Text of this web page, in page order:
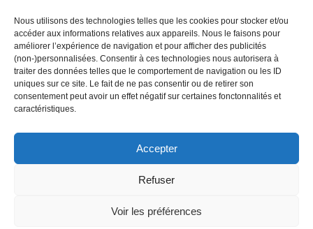
Nous utilisons des technologies telles que les cookies pour stocker et/ou
accéder aux informations relatives aux appareils. Nous le faisons pour
améliorer l’expérience de navigation et pour afficher des publicités
(non-)personnalisées. Consentir à ces technologies nous autorisera à
traiter des données telles que le comportement de navigation ou les ID
uniques sur ce site. Le fait de ne pas consentir ou de retirer son
consentement peut avoir un effet négatif sur certaines fonctonnalités et
caractéristiques.
Accepter
Refuser
Voir les préférences
Secoueurs
NETTOYAGE
Nettoyeurs haute-pression